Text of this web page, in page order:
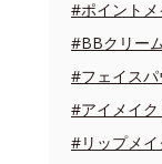
#ポイント
#BBクリー
#フェイス
#アイメイク
#リップメイ